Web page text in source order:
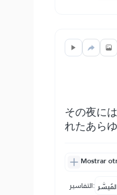
その夜に
れたあら
Mostrar
التفاسير: